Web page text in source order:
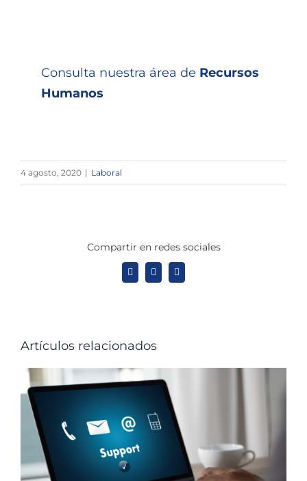
Consulta nuestra área de Recursos
Humanos
4 agosto, 2020 | Laboral
Compartir en redes sociales
X LinkedInWhatsApp
Artículos relacionados